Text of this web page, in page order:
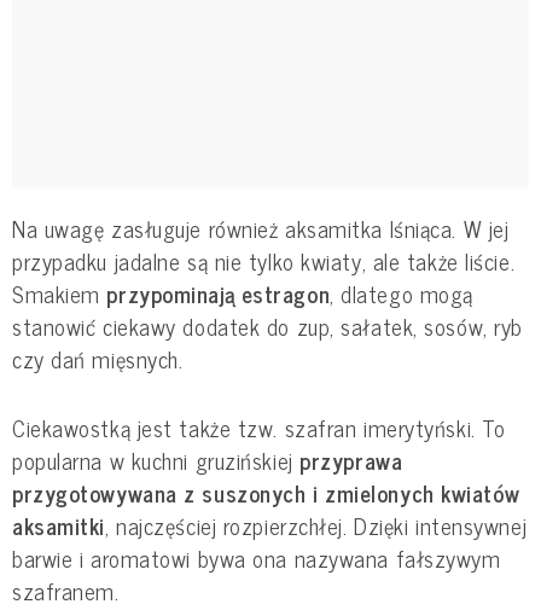
Na uwagę zasługuje również aksamitka lśniąca. W jej
przypadku jadalne są nie tylko kwiaty, ale także liście.
Smakiem przypominają estragon, dlatego mogą
stanowić ciekawy dodatek do zup, sałatek, sosów, ryb
czy dań mięsnych.
Ciekawostką jest także tzw. szafran imerytyński. To
popularna w kuchni gruzińskiej przyprawa
przygotowywana z suszonych i zmielonych kwiatów
aksamitki, najczęściej rozpierzchłej. Dzięki intensywnej
barwie i aromatowi bywa ona nazywana fałszywym
szafranem.